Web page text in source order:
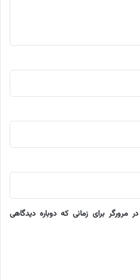
برای زمانی که دوباره دیدگاهی